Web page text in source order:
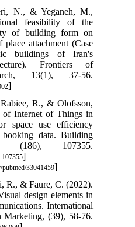
N., & Yeganeh, M.,
feasibility of the
of building form on
place attachment (Case
buildings of Iran's
Frontiers of
13(1), 37-56.
]
R., & Olofsson,
Internet of Things in
space use efficiency
data. Building
(186), 107355.
]
33041459]
R., & Faure, C. (2022).
design elements in
International
Marketing, (39), 58-76.